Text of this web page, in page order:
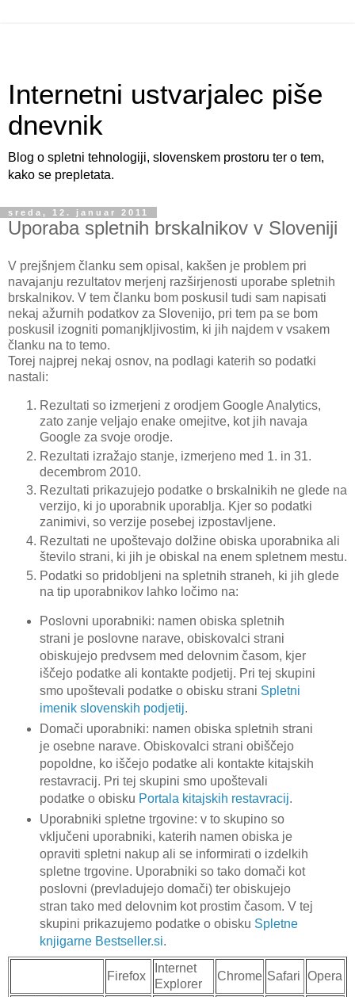
Internetni ustvarjalec piše
dnevnik
Blog o spletni tehnologiji, slovenskem prostoru ter o tem,
kako se prepletata.
sreda, 12. januar 2011
Uporaba spletnih brskalnikov v Sloveniji
V prejšnjem članku sem opisal, kakšen je problem pri
navajanju rezultatov merjenj razširjenosti uporabe spletnih
brskalnikov. V tem članku bom poskusil tudi sam napisati
nekaj ažurnih podatkov za Slovenijo, pri tem pa se bom
poskusil izogniti pomanjkljivostim, ki jih najdem v vsakem
članku na to temo.
Torej najprej nekaj osnov, na podlagi katerih so podatki
nastali:
Rezultati so izmerjeni z orodjem Google Analytics,
zato zanje veljajo enake omejitve, kot jih navaja
Google za svoje orodje.
Rezultati izražajo stanje, izmerjeno med 1. in 31.
decembrom 2010.
Rezultati prikazujejo podatke o brskalnikih ne glede na
verzijo, ki jo uporabnik uporablja. Kjer so podatki
zanimivi, so verzije posebej izpostavljene.
Rezultati ne upoštevajo dolžine obiska uporabnika ali
število strani, ki jih je obiskal na enem spletnem mestu.
Podatki so pridobljeni na spletnih straneh, ki jih glede
na tip uporabnikov lahko ločimo na:
Poslovni uporabniki: namen obiska spletnih
strani je poslovne narave, obiskovalci strani
obiskujejo predvsem med delovnim časom, kjer
iščejo podatke ali kontakte podjetij. Pri tej skupini
smo upoštevali podatke o obisku strani Spletni
imenik slovenskih podjetij.
Domači uporabniki: namen obiska spletnih strani
je osebne narave. Obiskovalci strani obiščejo
popoldne, ko iščejo podatke ali kontakte kitajskih
restavracij. Pri tej skupini smo upoštevali
podatke o obisku Portala kitajskih restavracij.
Uporabniki spletne trgovine: v to skupino so
vključeni uporabniki, katerih namen obiska je
opraviti spletni nakup ali se informirati o izdelkih
spletne trgovine. Uporabniki so tako domači kot
poslovni (prevladujejo domači) ter obiskujejo
stran tako med delovnim kot prostim časom. V tej
skupini prikazujemo podatke o obisku Spletne
knjigarne Bestseller.si.
Firefox
Internet
Explorer
Chrome Safari Opera